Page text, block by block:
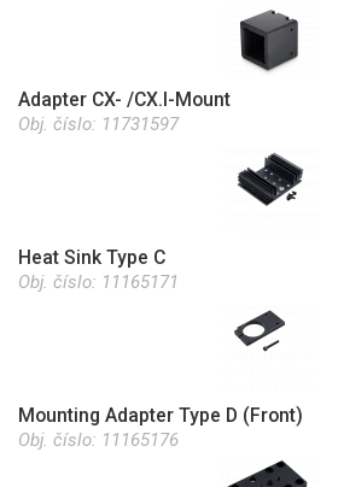
Adapter CX- /CX.I-Mount
Obj. číslo: 11731597
Heat Sink Type C
Obj. číslo: 11165171
Mounting Adapter Type D (Front)
Obj. číslo: 11165176